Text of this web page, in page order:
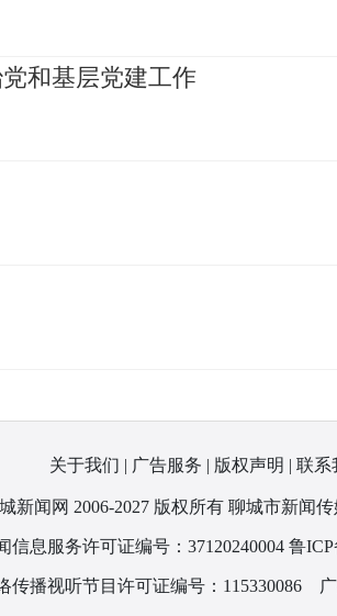
和基层党建工作
关于我们 | 广告服务 | 版权声明 | 联系
新闻网 2006-2027 版权所有 聊城市新闻
信息服务许可证编号：37120240004 鲁ICP
传播视听节目许可证编号：115330086